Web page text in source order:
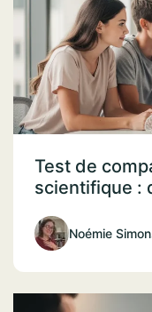
Test de
scientifique :
Noémie Simon